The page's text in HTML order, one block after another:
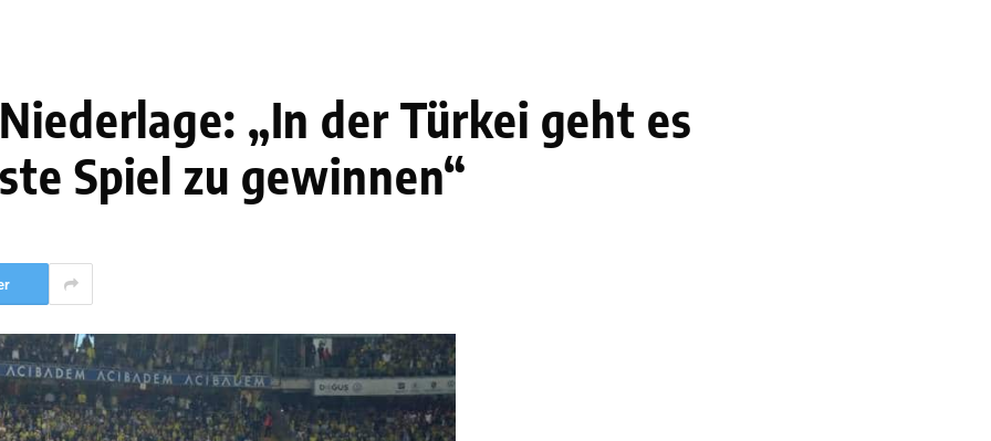
„In der Türkei geht es
Spiel zu gewinnen“